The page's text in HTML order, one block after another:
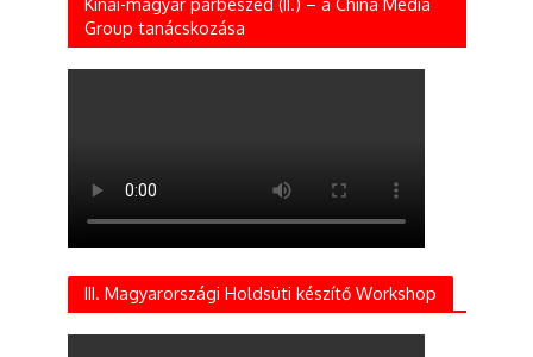
Group tanácskozása
III. Magyarországi Holdsüti készítő Workshop